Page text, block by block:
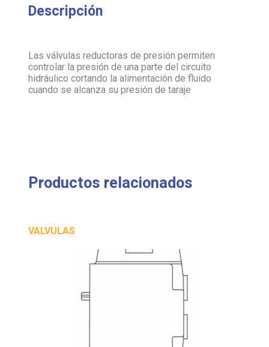
Descripción
Las válvulas reductoras de presión permiten
controlar la presión de una parte del circuito
hidráulico cortando la alimentación de fluido
cuando se alcanza su presión de taraje
Productos relacionados
VALVULAS